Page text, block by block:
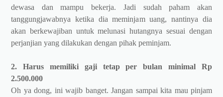
dewasa dan mampu bekerja. Jadi sudah paham akan
tanggungjawabnya ketika dia meminjam uang, nantinya dia
akan berkewajiban untuk melunasi hutangnya sesuai dengan
perjanjian yang dilakukan dengan pihak peminjam.
2. Harus memiliki gaji tetap per bulan minimal Rp
2.500.000
Oh ya dong, ini wajib banget. Jangan sampai kita mau pinjam